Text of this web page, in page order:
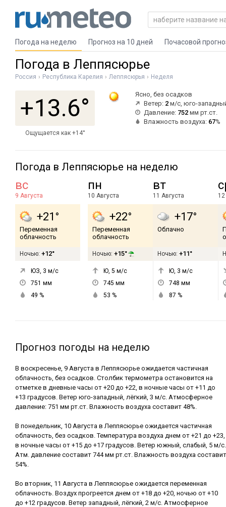
Погода на неделю Прогноз на 10 дней Почасовой
Погода в Леппясюрье
Россия Республика Карелия Леппясюрья Неделя
+13.6°
Ощущается как +14°
Ясно, без осадков
Ветер: 2 м/с, юго-
Давление: 752 мм рт.ст.
Влажность воздуха: 67%
Погода в Леппясюрье на неделю
вс
9 Августа
+21°
Переменная
облачность
Ночью: +12°
ЮЗ, 3 м/с
751 мм
49 %
пн
10 Августа
+22°
Переменная
облачность
Ночью: +15°
Ю, 5 м/с
745 мм
53 %
вт
11 Августа
+17°
Облачно
Ночью: +11°
Ю, 3 м/с
748 мм
87 %
12
Прогноз погоды на неделю
В воскресенье, 9 Августа в Леппясюрье ожидается частичная
облачность, без осадков. Столбик термометра остановится на
отметке в дневные часы от +20 до +22, в ночные часы от +11 до
+13 градусов. Ветер юго-западный, лёгкий, 3 м/с. Атмосферное
давление: 751 мм рт.ст. Влажность воздуха составит 48%.
В понедельник, 10 Августа в Леппясюрье ожидается частичная
облачность, без осадков. Температура воздуха днем от +21 до +23,
в ночные часы от +15 до +17 градусов. Ветер южный, слабый, 5 м/с.
Атм. давление составит 744 мм рт.ст. Влажность воздуха составит
54%.
Во вторник, 11 Августа в Леппясюрье ожидается переменная
облачность. Воздух прогреется днем от +18 до +20, ночью от +10
до +12 градусов. Ветер западный, лёгкий, 2 м/с. Атмосферное